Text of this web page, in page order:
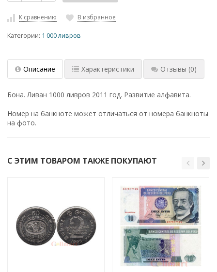
К сравнению В избранное
Категории: 1 000 ливров
Описание Характеристики Отзывы (0)
Бона. Ливан 1000 ливров 2011 год. Развитие алфавита.
Номер на банкноте может отличаться от номера банкноты
на фото.
С ЭТИМ ТОВАРОМ ТАКЖЕ ПОКУПАЮТ